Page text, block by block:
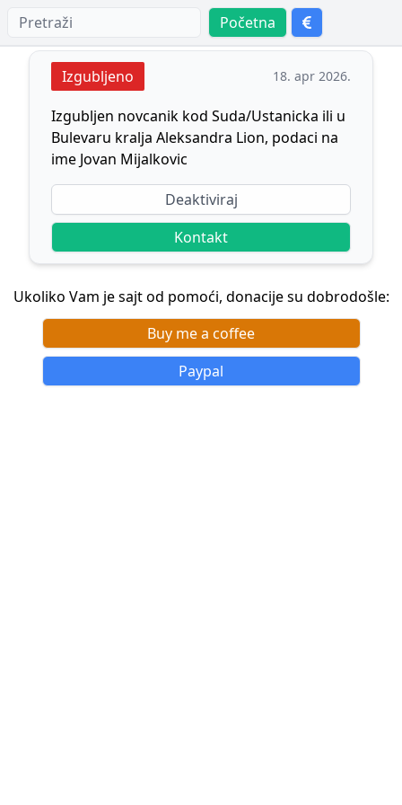
Početna
Izgubljeno 18. apr 2026.
Izgubljen novcanik kod Suda/Ustanicka ili u
Bulevaru kralja Aleksandra Lion, podaci na
ime Jovan Mijalkovic
Deaktiviraj
Kontakt
Ukoliko Vam je sajt od pomoći, donacije su dobrodošle:
Buy me a coffee
Paypal